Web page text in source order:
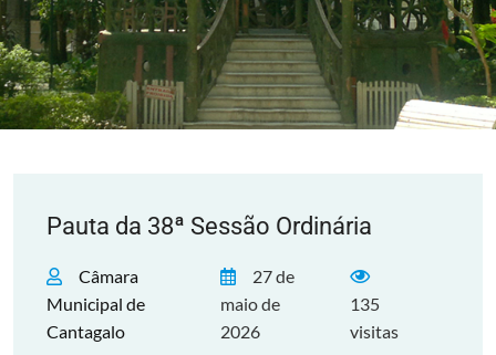
Pauta da 38ª Sessão Ordinária
Câmara
Municipal de
Cantagalo
27 de
maio de
2026
135
visitas